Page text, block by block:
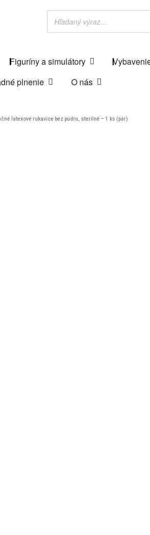
Figuríny a simulátory
plnenie O nás
latexové rukavice bez púdru, sterilné – 1 ks (pár)